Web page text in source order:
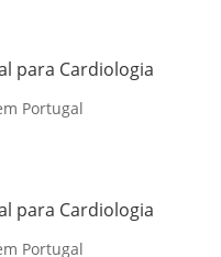
para Cardiologia
Portugal
para Cardiologia
Portugal